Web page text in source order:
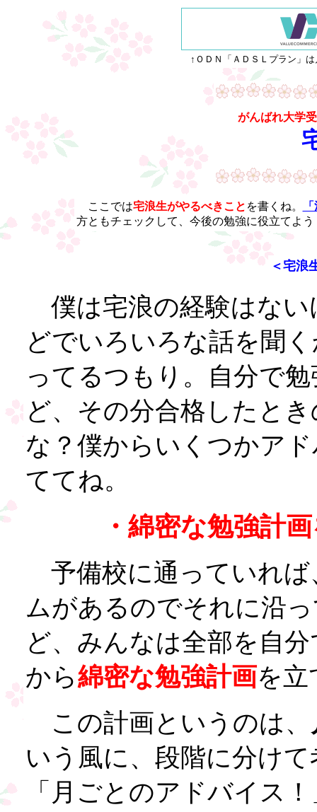
↑ＯＤＮ「ＡＤＳＬプラン」
がんばれ大学
ここでは宅浪生がやるべきこと を書くね。
方ともチェックして、今後の勉強に役立てよう
＜宅浪
僕は宅浪の経験はない
どでいろいろな話を聞
ってるつもり。自分で
ど、その分合格したと
な？僕からいくつかア
ててね。
・綿密な勉強計
予備校に通っていれば
ムがあるのでそれに沿
ど、みんなは全部を自
から綿密な勉強計画を立
この計画というのは、
いう風に、段階に分け
「月ごとのアドバイス